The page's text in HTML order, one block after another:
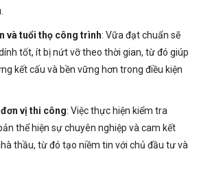
và tuổi thọ công trình: Vữa đạt chuẩn sẽ
tốt, ít bị nứt vỡ theo thời gian, từ đó giúp
kết cấu và bền vững hơn trong điều kiện
vị thi công: Việc thực hiện kiểm tra
thể hiện sự chuyên nghiệp và cam kết
thầu, từ đó tạo niềm tin với chủ đầu tư và